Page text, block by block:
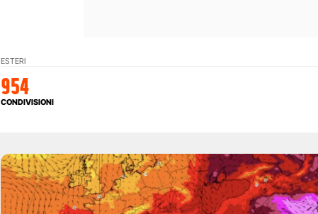
ESTERI
954
CONDIVISIONI